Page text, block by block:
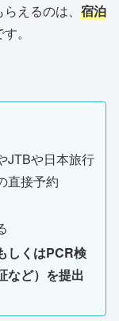
えるのは、 宿泊
。
JTBや日本旅行
直接予約
しくはPCR検
など）を提出